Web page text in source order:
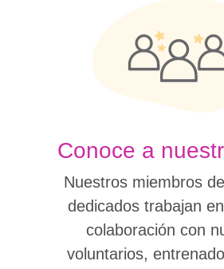
Conoce a
Nuestros miembros
dedicados trabajan
colaboración con
voluntarios,